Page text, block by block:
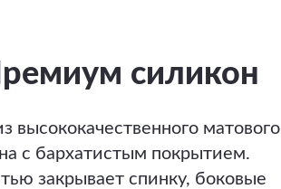
силикон
высококачественного матового
с бархатистым покрытием.
закрывает спинку, боковые